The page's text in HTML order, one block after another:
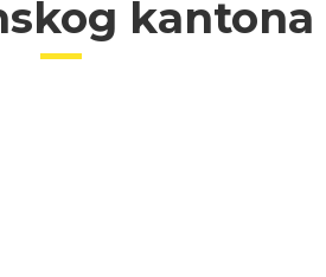
kantona